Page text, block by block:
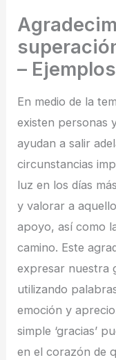
– Ejemplos
En medio de la
existen personas
ayudan a salir
circunstancias
luz en los días
y valorar a
apoyo, así como
camino. Este
expresar nuestra
utilizando
emoción y
simple ‘gracias’
en el corazón de